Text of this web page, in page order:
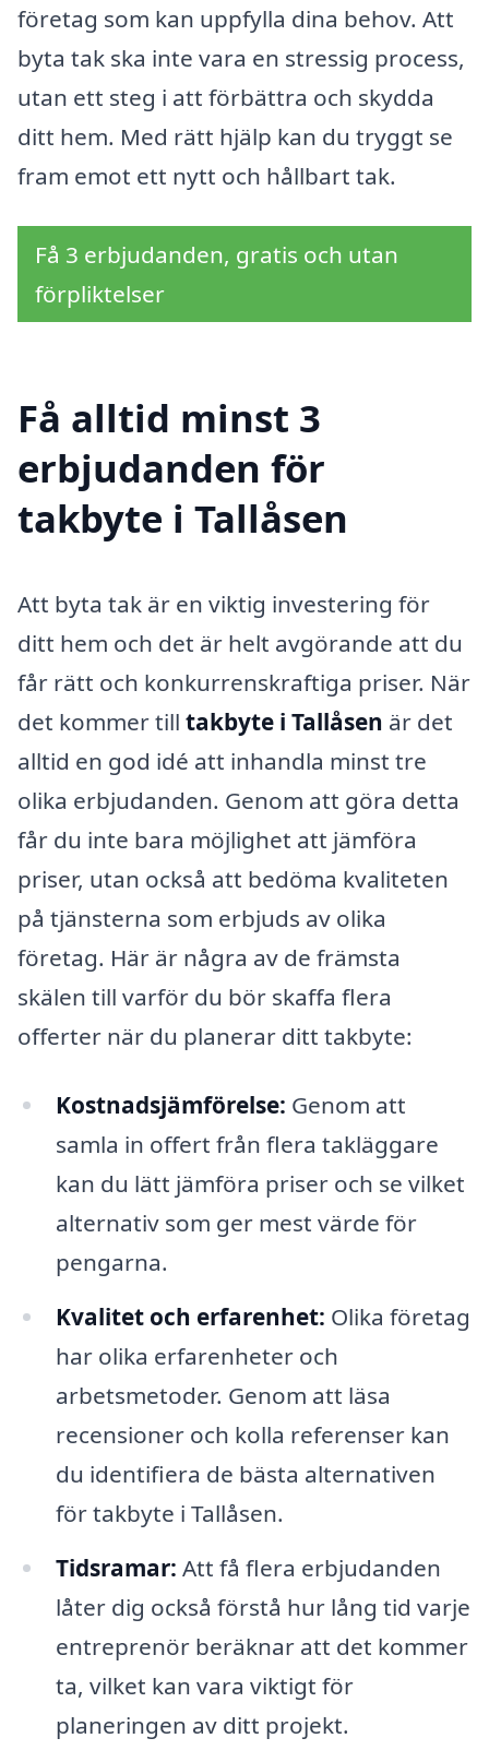
företag som kan uppfylla dina behov. Att
byta tak ska inte vara en stressig process,
utan ett steg i att förbättra och skydda
ditt hem. Med rätt hjälp kan du tryggt se
fram emot ett nytt och hållbart tak.
Få 3 erbjudanden, gratis och utan
förpliktelser
Få alltid minst 3
erbjudanden för
takbyte i Tallåsen
Att byta tak är en viktig investering för
ditt hem och det är helt avgörande att du
får rätt och konkurrenskraftiga priser. När
det kommer till takbyte i Tallåsen är det
alltid en god idé att inhandla minst tre
olika erbjudanden. Genom att göra detta
får du inte bara möjlighet att jämföra
priser, utan också att bedöma kvaliteten
på tjänsterna som erbjuds av olika
företag. Här är några av de främsta
skälen till varför du bör skaffa flera
offerter när du planerar ditt takbyte:
Kostnadsjämförelse: Genom att
samla in offert från flera takläggare
kan du lätt jämföra priser och se vilket
alternativ som ger mest värde för
pengarna.
Kvalitet och erfarenhet: Olika företag
har olika erfarenheter och
arbetsmetoder. Genom att läsa
recensioner och kolla referenser kan
du identifiera de bästa alternativen
för takbyte i Tallåsen.
Tidsramar: Att få flera erbjudanden
låter dig också förstå hur lång tid varje
entreprenör beräknar att det kommer
ta, vilket kan vara viktigt för
planeringen av ditt projekt.